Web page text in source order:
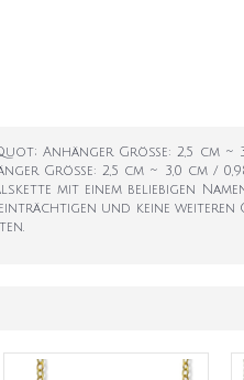
Anhänger Größe: 2,5 cm ~
Größe: 2,5 cm ~ 3,0 cm /
mit einem beliebigen
und keine weiteren